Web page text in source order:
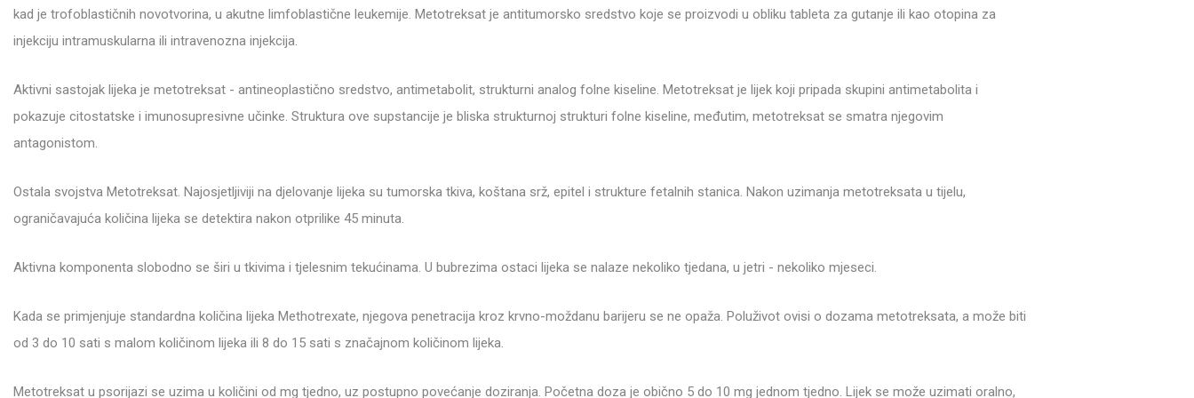
kad je trofoblastičnih novotvorina, u akutne limfoblastične leukemije. Metotreksat je antitumorsko sredstvo koje se proizvodi u obliku tableta za gutanje ili kao otopina za
injekciju intramuskularna ili intravenozna injekcija.
Aktivni sastojak lijeka je metotreksat - antineoplastično sredstvo, antimetabolit, strukturni analog folne kiseline. Metotreksat je lijek koji pripada skupini antimetabolita i
pokazuje citostatske i imunosupresivne učinke. Struktura ove supstancije je bliska strukturnoj strukturi folne kiseline, međutim, metotreksat se smatra njegovim
antagonistom.
Ostala svojstva Metotreksat. Najosjetljiviji na djelovanje lijeka su tumorska tkiva, koštana srž, epitel i strukture fetalnih stanica. Nakon uzimanja metotreksata u tijelu,
ograničavajuća količina lijeka se detektira nakon otprilike 45 minuta.
Aktivna komponenta slobodno se širi u tkivima i tjelesnim tekućinama. U bubrezima ostaci lijeka se nalaze nekoliko tjedana, u jetri - nekoliko mjeseci.
Kada se primjenjuje standardna količina lijeka Methotrexate, njegova penetracija kroz krvno-moždanu barijeru se ne opaža. Poluživot ovisi o dozama metotreksata, a može biti
od 3 do 10 sati s malom količinom lijeka ili 8 do 15 sati s značajnom količinom lijeka.
Metotreksat u psorijazi se uzima u količini od mg tjedno, uz postupno povećanje doziranja. Početna doza je obično 5 do 10 mg jednom tjedno. Lijek se može uzimati oralno,